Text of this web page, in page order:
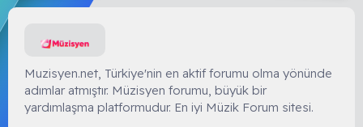
Muzisyen.net, Türkiye'nin en aktif forumu olma yönünde
adımlar atmıştır. Müzisyen forumu, büyük bir
yardımlaşma platformudur. En iyi Müzik Forum sitesi.